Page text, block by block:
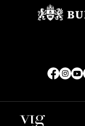
Közösségi
média
oldalak
Helyszínek